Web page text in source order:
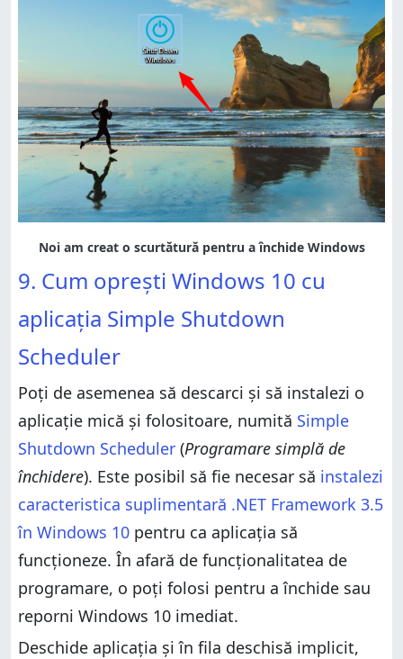
9. Cum oprești Windows 10 cu
aplicația Simple Shutdown
Scheduler
Poți de asemenea să descarci și să instalezi o
aplicație mică și folositoare, numită Simple
Shutdown Scheduler (Programare simplă de
închidere). Este posibil să fie necesar să instalezi
caracteristica suplimentară .NET Framework 3.5
în Windows 10 pentru ca aplicația să
funcționeze. În afară de funcționalitatea de
programare, o poți folosi pentru a închide sau
reporni Windows 10 imediat.
Deschide aplicația și în fila deschisă implicit,